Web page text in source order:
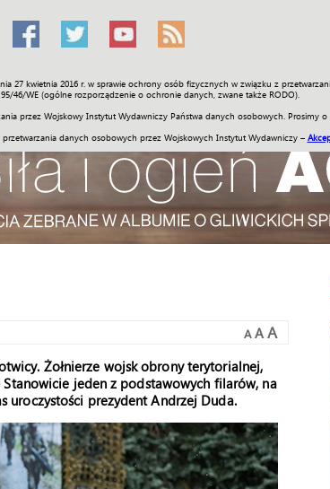
27 kwietnia 2016 r. w sprawie ochrony osób fizycznych w związku z
46/WE (ogólne rozporządzenie o ochronie danych, zwane także RODO).
przez Wojskowy Instytut Wydawniczy Państwa danych osobowych. Prosimy
danych osobowych przez Wojskowych Instytut Wydawniczy –
Sport Historia Galerie Wideo ENGLISH
A A A
Żołnierze wojsk obrony terytorialnej,
jeden z podstawowych filarów, na
uroczystości prezydent Andrzej Duda.